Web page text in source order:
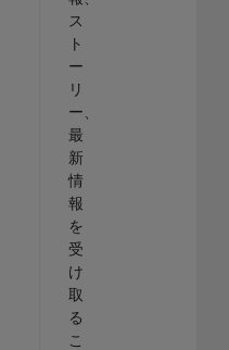
ス
ト
ー
リ
ー、
最
新
情
報
を
受
け
取
る
こ